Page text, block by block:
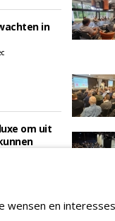
in
om uit
wensen en